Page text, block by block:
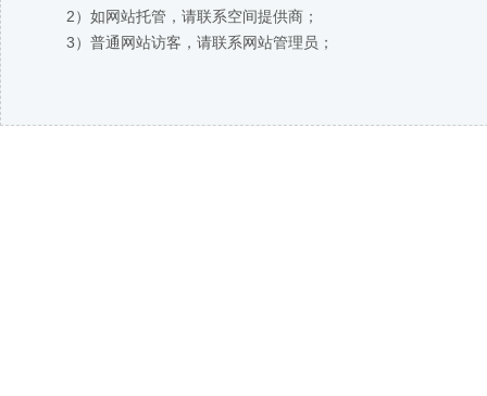
2）如网站托管，请联系空间提供商；
3）普通网站访客，请联系网站管理员；